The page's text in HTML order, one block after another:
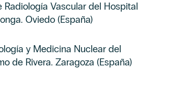
Vascular del Hospital
Oviedo (España)
y Medicina Nuclear del
de Rivera. Zaragoza (España)